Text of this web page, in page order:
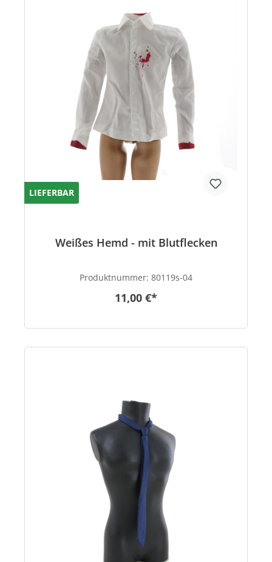
LIEFERBAR
Weißes Hemd - mit Blutflecken
Produktnummer: 80119s-04
11,00 €*